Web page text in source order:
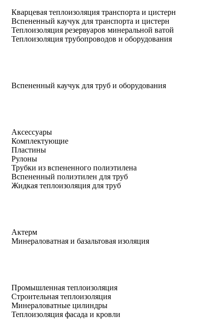
Кварцевая теплоизоляция транспорта и цистерн
Вспененный каучук для транспорта и цистерн
Теплоизоляция резервуаров минеральной ватой
Теплоизоляция трубопроводов и оборудования
Вспененный каучук для труб и оборудования
Аксессуары
Комплектующие
Пластины
Рулоны
Трубки из вспененного полиэтилена
Вспененный полиэтилен для труб
Жидкая теплоизоляция для труб
Актерм
Минераловатная и базальтовая изоляция
Промышленная теплоизоляция
Строительная теплоизоляция
Минераловатные цилиндры
Теплоизоляция фасада и кровли